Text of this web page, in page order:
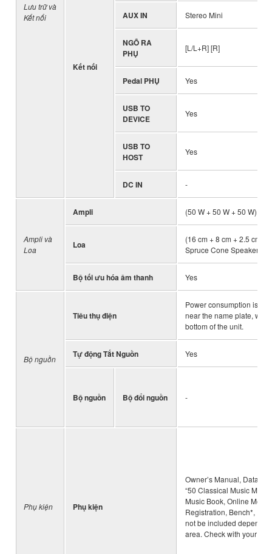
Lưu trữ và
Kết nối
Kết nối
AUX IN Stereo Mini
NGÕ RA
PHỤ
[L/L+R] [R]
Pedal PHỤ Yes
USB TO
DEVICE
Yes
USB TO
HOST
Yes
DC IN -
Ampli và
Loa
Ampli (50 W + 50 W + 50 W) x 2
Loa
(16 cm + 8 cm + 2.5 cm
Spruce Cone Speaker
Bộ tối ưu hóa âm thanh Yes
Bộ nguồn
Tiêu thụ điện
Power consumption is
near the name plate,
bottom of the unit.
Tự động Tắt Nguồn Yes
Bộ nguồn Bộ đổi nguồn -
Phụ kiện Phụ kiện
Owner’s Manual, Data
“50 Classical Music
Music Book, Online
Registration, Bench*,
not be included
area. Check with your